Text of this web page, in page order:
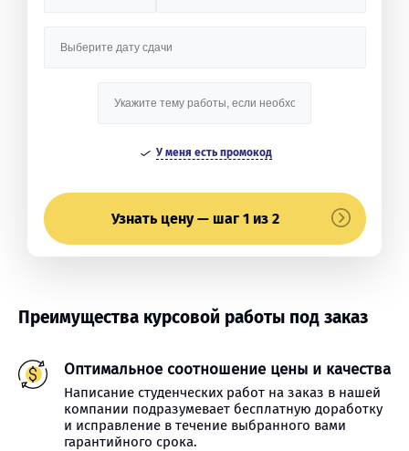
У меня есть промокод
Узнать цену — шаг 1 из 2
Преимущества курсовой работы под заказ
Оптимальное соотношение цены и качества
Написание студенческих работ на заказ в нашей
компании подразумевает бесплатную доработку
и исправление в течение выбранного вами
гарантийного срока.